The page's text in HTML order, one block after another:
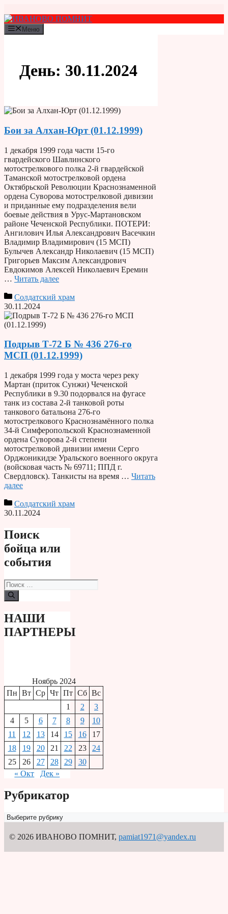
к
содержимому
Меню
День: 30.11.2024
Бои за Алхан-Юрт (01.12.1999)
1 декабря 1999 года части 15-го
гвардейского Шавлинского
мотострелкового полка 2-й гвардейской
Таманской мотострелковой ордена
Октябрьской Революции Краснознаменной
ордена Суворова мотострелковой дивизии
и приданные ему подразделения вели
боевые действия в Урус-Мартановском
районе Чеченской Республики. ПОТЕРИ:
Ангилович Илья Александрович Васечкин
Владимир Владимирович (15 МСП)
Булычев Александр Николаевич (15 МСП)
Григорьев Максим Александрович
Евдокимов Алексей Николаевич Еремин
… Читать далее
Солдатский храм
30.11.2024
Подрыв Т-72 Б № 436 276-го
МСП (01.12.1999)
1 декабря 1999 года у моста через реку
Мартан (приток Сунжи) Чеченской
Республики в 9.30 подорвался на фугасе
танк из состава 2-й танковой роты
танкового батальона 276-го
мотострелкового Краснознамённого полка
34-й Симферопольской Краснознаменной
ордена Суворова 2-й степени
мотострелковой дивизии имени Серго
Орджоникидзе Уральского военного округа
(войсковая часть № 69711; ППД г.
Свердловск). Танкисты на время … Читать
далее
Солдатский храм
30.11.2024
Поиск
бойца или
события
Поиск:
НАШИ
ПАРТНЕРЫ
Ноябрь 2024
Пн Вт Ср Чт Пт Сб Вс
1
2
3
4
5 6 7 8 9
10
11
12 13 14 15 16
17
18
19 20 21 22 23
24
25
26 27 28 29
30
« Окт
Дек »
Рубрикатор
Рубрикатор
© 2026 ИВАНОВО ПОМНИТ, pamiat1971@yandex.ru